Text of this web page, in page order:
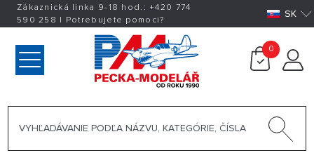
Zákaznická linka 9-18 hod.:+420 774
590 258 | Potrebujete pomoci? SK
0